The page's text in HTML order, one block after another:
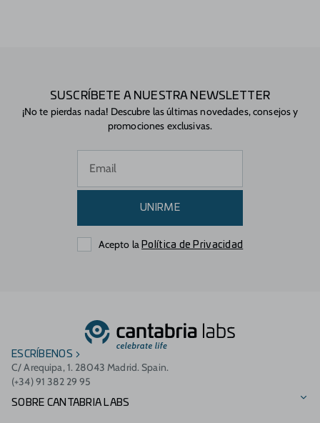
SUSCRÍBETE A NUESTRA NEWSLETTER
¡No te pierdas nada! Descubre las últimas novedades, consejos y
promociones exclusivas.
UNIRME
Acepto laPolítica de Privacidad
ESCRÍBENOS
C/ Arequipa, 1. 28043 Madrid. Spain.
(+34) 91 382 29 95
SOBRE CANTABRIA LABS